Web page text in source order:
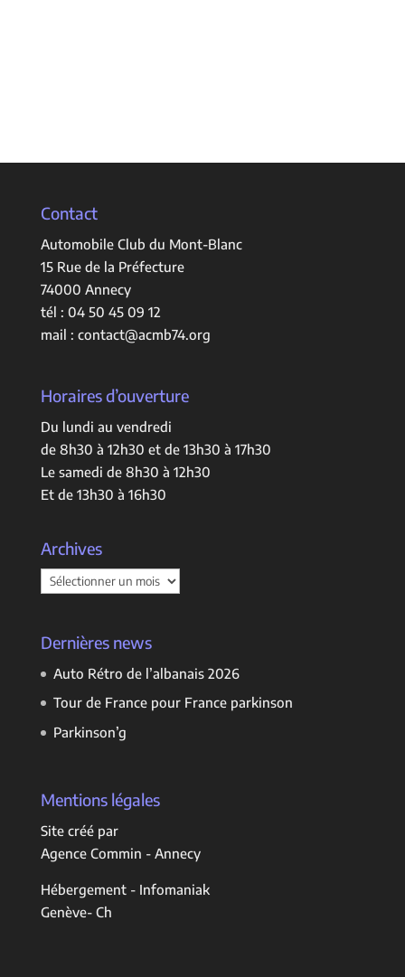
Contact
Automobile Club du Mont-Blanc
15 Rue de la Préfecture
74000 Annecy
tél : 04 50 45 09 12
mail : contact@acmb74.org
Horaires d’ouverture
Du lundi au vendredi
de 8h30 à 12h30 et de 13h30 à 17h30
Le samedi de 8h30 à 12h30
Et de 13h30 à 16h30
Archives
Archives
Dernières news
Auto Rétro de l’albanais 2026
Tour de France pour France parkinson
Parkinson’g
Mentions légales
Site créé par
Agence Commin - Annecy
Hébergement - Infomaniak
Genève- Ch